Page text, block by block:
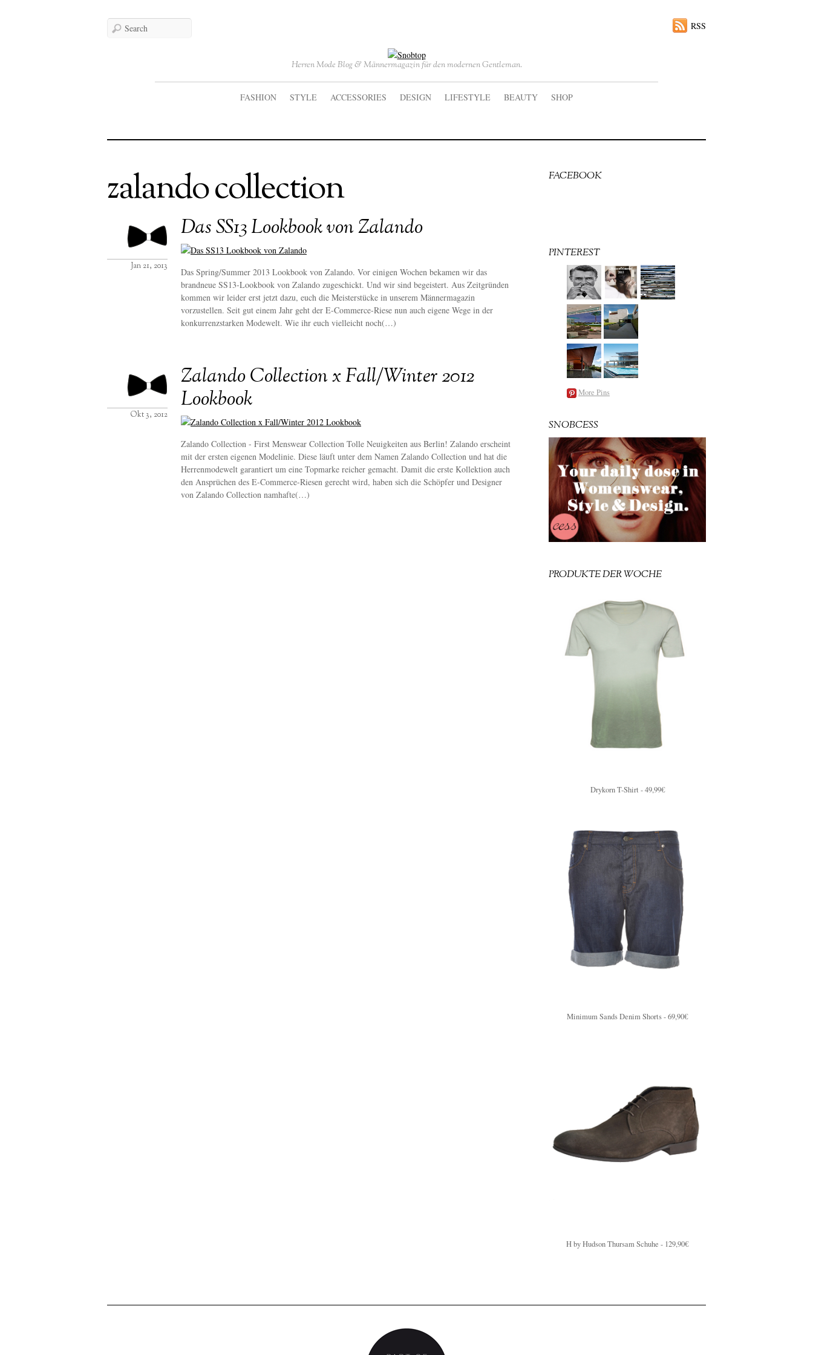
Herren Mode Blog & Männermagazin für den modernen Gentleman.
RSS
FASHION STYLE ACCESSORIES DESIGN LIFESTYLE BEAUTY SHOP
zalando collection
Das SS13 Lookbook von Zalando
Jan 21, 2013
Das Spring/Summer 2013 Lookbook von Zalando. Vor einigen Wochen bekamen wir das
brandneue SS13-Lookbook von Zalando zugeschickt. Und wir sind begeistert. Aus Zeitgründen
kommen wir leider erst jetzt dazu, euch die Meisterstücke in unserem Männermagazin
vorzustellen. Seit gut einem Jahr geht der E-Commerce-Riese nun auch eigene Wege in der
konkurrenzstarken Modewelt. Wie ihr euch vielleicht noch(…)
Zalando Collection x Fall/Winter 2012
Lookbook
Okt 3, 2012
Zalando Collection - First Menswear Collection Tolle Neuigkeiten aus Berlin! Zalando erscheint
mit der ersten eigenen Modelinie. Diese läuft unter dem Namen Zalando Collection und hat die
Herrenmodewelt garantiert um eine Topmarke reicher gemacht. Damit die erste Kollektion auch
den Ansprüchen des E-Commerce-Riesen gerecht wird, haben sich die Schöpfer und Designer
von Zalando Collection namhafte(…)
FACEBOOK
PINTEREST
More Pins
SNOBCESS
PRODUKTE DER WOCHE
Drykorn T-Shirt - 49,99€
Minimum Sands Denim Shorts - 69,90€
H by Hudson Thursam Schuhe - 129,90€